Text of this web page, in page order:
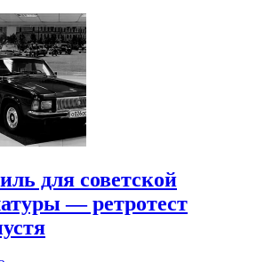
для советской
— ретротест